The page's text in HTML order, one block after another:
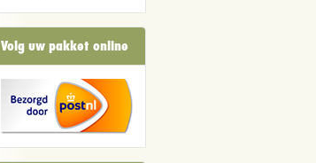
Volg uw pakket online